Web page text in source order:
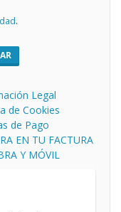
.
Legal
de Cookies
de Pago
EN TU FACTURA
Y MÓVIL